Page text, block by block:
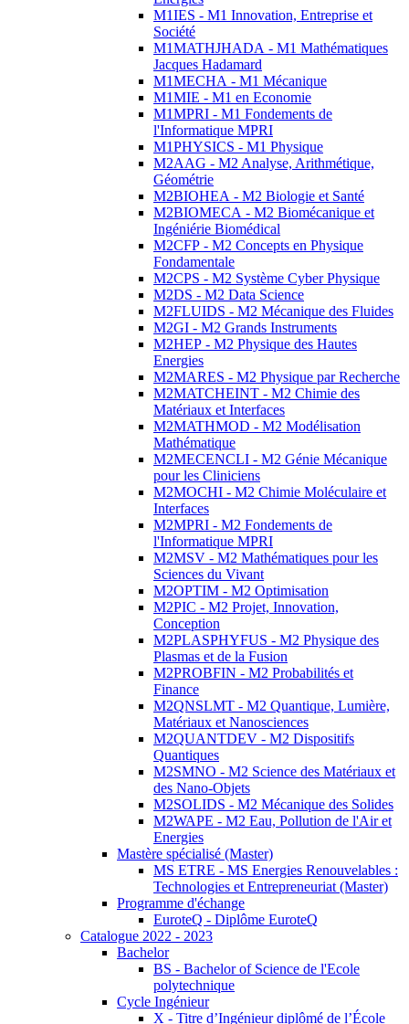
M1IES - M1 Innovation, Entreprise et
Société
M1MATHJHADA - M1 Mathématiques
Jacques Hadamard
M1MECHA - M1 Mécanique
M1MIE - M1 en Economie
M1MPRI - M1 Fondements de
l'Informatique MPRI
M1PHYSICS - M1 Physique
M2AAG - M2 Analyse, Arithmétique,
Géométrie
M2BIOHEA - M2 Biologie et Santé
M2BIOMECA - M2 Biomécanique et
Ingéniérie Biomédical
M2CFP - M2 Concepts en Physique
Fondamentale
M2CPS - M2 Système Cyber Physique
M2DS - M2 Data Science
M2FLUIDS - M2 Mécanique des Fluides
M2GI - M2 Grands Instruments
M2HEP - M2 Physique des Hautes
Energies
M2MARES - M2 Physique par Recherche
M2MATCHEINT - M2 Chimie des
Matériaux et Interfaces
M2MATHMOD - M2 Modélisation
Mathématique
M2MECENCLI - M2 Génie Mécanique
pour les Cliniciens
M2MOCHI - M2 Chimie Moléculaire et
Interfaces
M2MPRI - M2 Fondements de
l'Informatique MPRI
M2MSV - M2 Mathématiques pour les
Sciences du Vivant
M2OPTIM - M2 Optimisation
M2PIC - M2 Projet, Innovation,
Conception
M2PLASPHYFUS - M2 Physique des
Plasmas et de la Fusion
M2PROBFIN - M2 Probabilités et
Finance
M2QNSLMT - M2 Quantique, Lumière,
Matériaux et Nanosciences
M2QUANTDEV - M2 Dispositifs
Quantiques
M2SMNO - M2 Science des Matériaux et
des Nano-Objets
M2SOLIDS - M2 Mécanique des Solides
M2WAPE - M2 Eau, Pollution de l'Air et
Energies
Mastère spécialisé (Master)
MS ETRE - MS Energies Renouvelables :
Technologies et Entrepreneuriat (Master)
Programme d'échange
EuroteQ - Diplôme EuroteQ
Catalogue 2022 - 2023
Bachelor
BS - Bachelor of Science de l'Ecole
polytechnique
Cycle Ingénieur
X - Titre d’Ingénieur diplômé de l’École